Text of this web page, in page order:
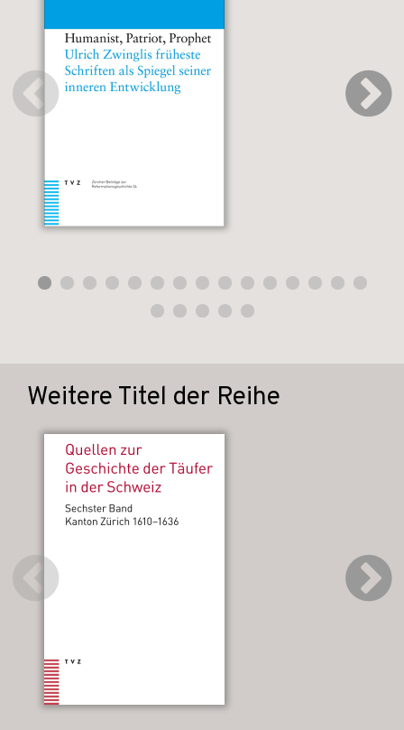
Weitere Titel der Reihe